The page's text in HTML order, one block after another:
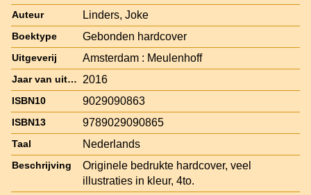
Auteur Linders, Joke
Boektype Gebonden hardcover
Uitgeverij Amsterdam : Meulenhoff
Jaar van uitgave 2016
ISBN10 9029090863
ISBN13 9789029090865
Taal Nederlands
Beschrijving
Originele bedrukte hardcover, veel
illustraties in kleur, 4to.